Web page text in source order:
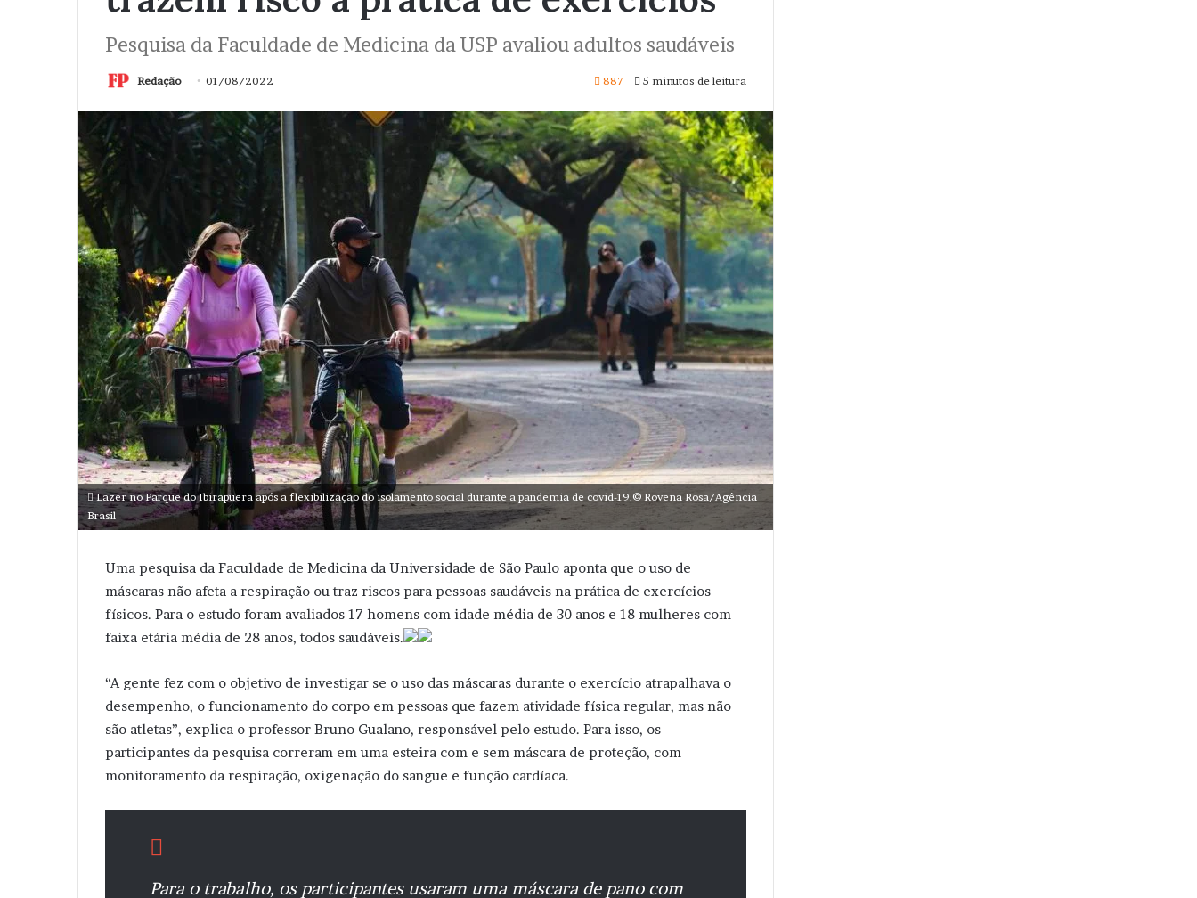
Pesquisa da Faculdade de Medicina da USP avaliou adultos saudáveis
Redação 01/08/2022 887 5 minutos de leitura
Lazer no Parque do Ibirapuera após a flexibilização do isolamento social durante a pandemia de covid-19.© Rovena Rosa/Agência
Brasil
Uma pesquisa da Faculdade de Medicina da Universidade de São Paulo aponta que o uso de
máscaras não afeta a respiração ou traz riscos para pessoas saudáveis na prática de exercícios
físicos. Para o estudo foram avaliados 17 homens com idade média de 30 anos e 18 mulheres com
faixa etária média de 28 anos, todos saudáveis.
“A gente fez com o objetivo de investigar se o uso das máscaras durante o exercício atrapalhava o
desempenho, o funcionamento do corpo em pessoas que fazem atividade física regular, mas não
são atletas”, explica o professor Bruno Gualano, responsável pelo estudo. Para isso, os
participantes da pesquisa correram em uma esteira com e sem máscara de proteção, com
monitoramento da respiração, oxigenação do sangue e função cardíaca.
Para o trabalho, os participantes usaram uma máscara de pano com